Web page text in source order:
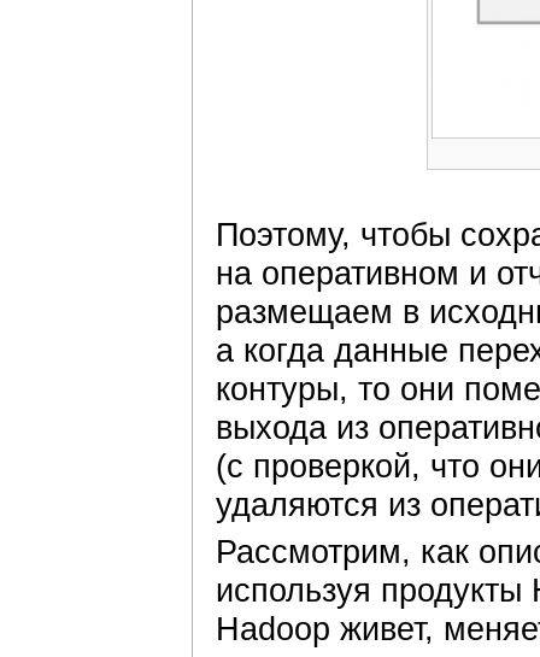
Поэтому, чтобы
на оперативном и
размещаем в
а когда данные
контуры, то они
выхода из
(с проверкой, что
удаляются из
Рассмотрим, как
используя продукты
Hadoop живет,